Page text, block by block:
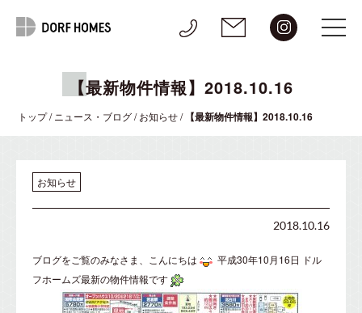
【最新物件情報】2018.10.16
トップ/ ニュース・ブログ/お知らせ/ 【最新物件情報】2018.10.16
お知らせ
2018.10.16
ブログをご覧のみなさま、こんにちは
平成30年10月16日 ドル
フホームズ最新の物件情報です